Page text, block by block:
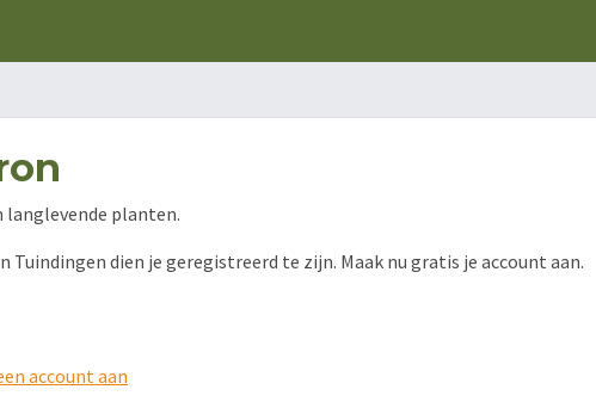
langlevende planten.
Tuindingen dien je geregistreerd te zijn. Maak nu gratis je account aan.
account aan